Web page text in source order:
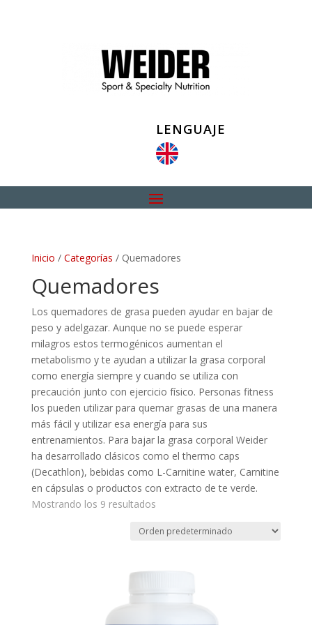
LENGUAJE
Inicio / Categorías / Quemadores
Quemadores
Los quemadores de grasa pueden ayudar en bajar de
peso y adelgazar. Aunque no se puede esperar
milagros estos termogénicos aumentan el
metabolismo y te ayudan a utilizar la grasa corporal
como energía siempre y cuando se utiliza con
precaución junto con ejercicio físico. Personas fitness
los pueden utilizar para quemar grasas de una manera
más fácil y utilizar esa energía para sus
entrenamientos. Para bajar la grasa corporal Weider
ha desarrollado clásicos como el thermo caps
(Decathlon), bebidas como L-Carnitine water, Carnitine
en cápsulas o productos con extracto de te verde.
Mostrando los 9 resultados